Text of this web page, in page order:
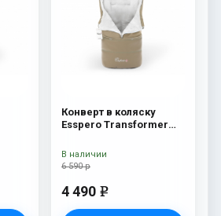
Конверт в коляску
Esspero Transformer
100% шерсть)
Cappuccino
6 590 р
4 490 e
В наличии